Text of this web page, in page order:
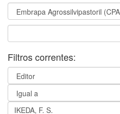
Filtros correntes: